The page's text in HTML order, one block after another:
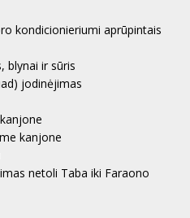
kondicionieriumi aprūpintais
blynai ir sūris
jodinėjimas
kanjone
netoli Taba iki Faraono